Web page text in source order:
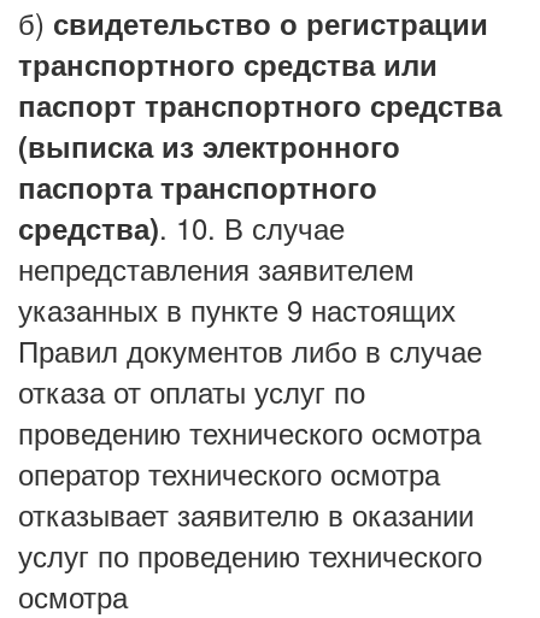
б) свидетельство о регистрации
транспортного средства или
паспорт транспортного средства
(выписка из электронного
паспорта транспортного
средства). 10. В случае
непредставления заявителем
указанных в пункте 9 настоящих
Правил документов либо в случае
отказа от оплаты услуг по
проведению технического осмотра
оператор технического осмотра
отказывает заявителю в оказании
услуг по проведению технического
осмотра